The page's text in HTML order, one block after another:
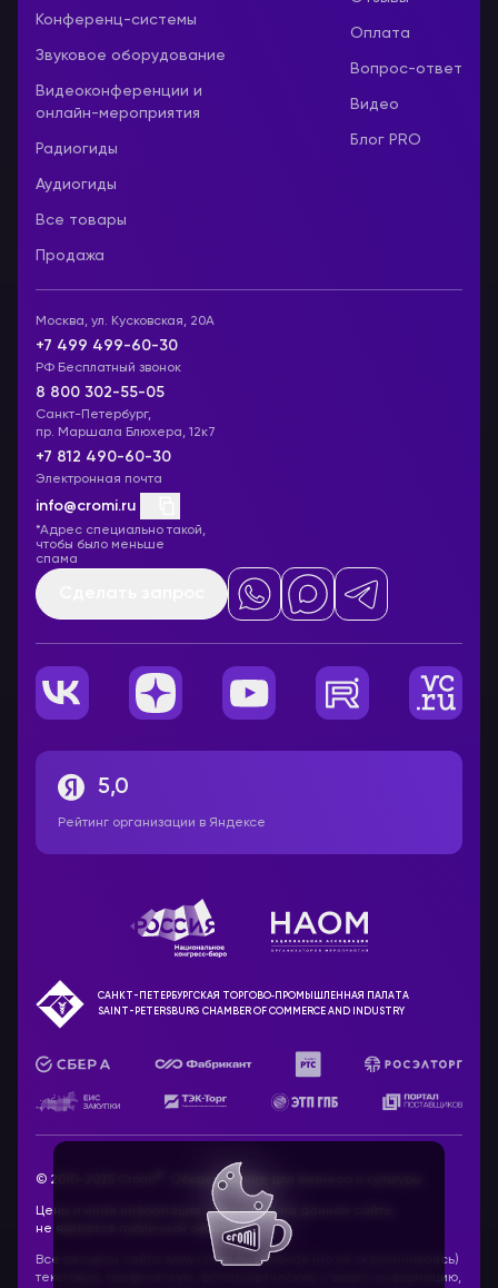
Конференц-системы
Звуковое оборудование
Видеоконференции и
онлайн-мероприятия
Радиогиды
Аудиогиды
Все товары
Продажа
Оплата
Вопрос-ответ
Видео
Блог PRO
Москва, ул. Кусковская, 20А
+7 499 499-60-30
РФ Бесплатный звонок
8 800 302-55-05
Санкт-Петербург,
пр. Маршала Блюхера, 12к7
+7 812 490-60-30
Электронная почта
info@cromi.ru
*Адрес специально такой,
чтобы было меньше
спама
5,0
Рейтинг организации в Яндексе
САНКТ-ПЕТЕРБУРГСКАЯ ТОРГОВО‑ПРОМЫШЛЕННАЯ ПАЛАТА
SAINT-PETERSBURG CHAMBER OF COMMERCE AND INDUSTRY
© 2010-2025 Cromi . Оборудование для бизнеса и культуры
Цены и иная информация, указанные на данном сайте,
не являются публичной офертой.
Все ресурсы сайта www.cromi.ru, включая (но не ограничиваясь)
текстовую, графическую, фотографическую и видео информацию,